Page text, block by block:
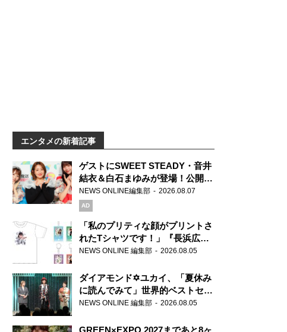
エンタメの新着記事
ゲストにSWEET STEADY・音井
結衣＆白石まゆみが登場！公開収
録で素顔全開！
NEWS ONLINE編集部 2026.08.07
AD
「私のプリティな顔がプリントさ
れたTシャツです！」『長浜広奈
天下無双』初の番組グッズ発売
NEWS ONLINE 編集部 2026.08.05
ダイアモンド✡ユカイ、「夏休み
に読んでみて」世界的ベストセラ
ー『アナスタシア』を紹介
NEWS ONLINE 編集部 2026.08.05
GREEN×EXPO 2027まであと8ヶ